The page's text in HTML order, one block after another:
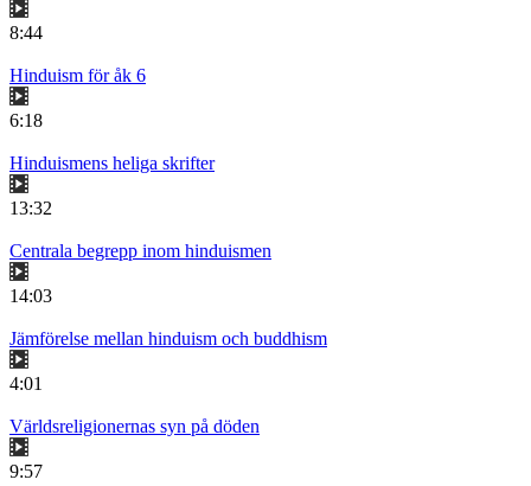
8:44
Hinduism för åk 6
6:18
Hinduismens heliga skrifter
13:32
Centrala begrepp inom hinduismen
14:03
Jämförelse mellan hinduism och buddhism
4:01
Världsreligionernas syn på döden
9:57